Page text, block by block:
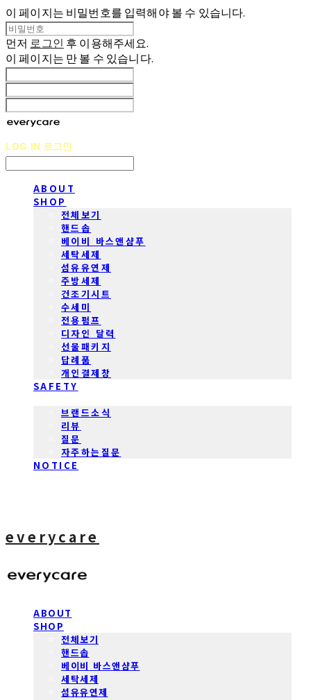
이 페이지는 비밀번호를 입력해야 볼 수 있습니다.
먼저 로그인 후 이용해주세요.
이 페이지는 만 볼 수 있습니다.
LOG IN 로그인
ABOUT
SHOP
전체보기
핸드솝
베이비 바스앤샴푸
세탁세제
섬유유연제
주방세제
건조기시트
수세미
전용펌프
디자인 달력
선물패키지
답례품
개인결제창
SAFETY
브랜드소식
리뷰
질문
자주하는질문
NOTICE
everycare
ABOUT
SHOP
전체보기
핸드솝
베이비 바스앤샴푸
세탁세제
섬유유연제